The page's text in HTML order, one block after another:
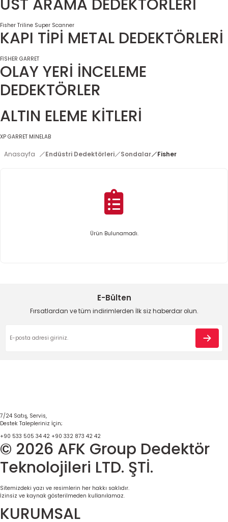
ÜST ARAMA DEDEKTÖRLERİ
Fisher Triline Super Scanner
KAPI TİPİ METAL DEDEKTÖRLERİ
FİSHER GARRET
OLAY YERİ İNCELEME
DEDEKTÖRLER
ALTIN ELEME KİTLERİ
XP GARRET MİNELAB
Anasayfa Endüstri Dedektörleri Sondalar Fisher
Ürün Bulunamadı.
E-Bülten
Fırsatlardan ve tüm indirimlerden İlk siz haberdar olun.
7/24 Satış, Servis,
Destek Talepleriniz İçin;
+90 533 505 34 42 +90 332 873 42 42
© 2026 AFK Group Dedektör
Teknolojileri LTD. ŞTİ.
Sitemizdeki yazı ve resimlerin her hakkı saklıdır.
İzinsiz ve kaynak gösterilmeden kullanılamaz.
KURUMSAL